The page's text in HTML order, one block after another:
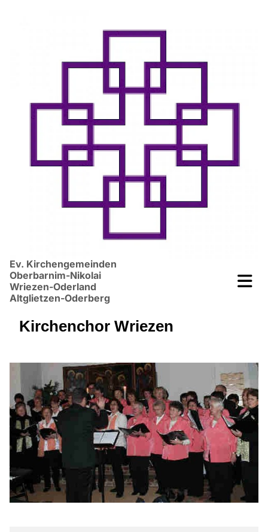
Ev. Kirchengemeinden
Oberbarnim-Nikolai
Wriezen-Oderland
Altglietzen-Oderberg
Kirchenchor Wriezen